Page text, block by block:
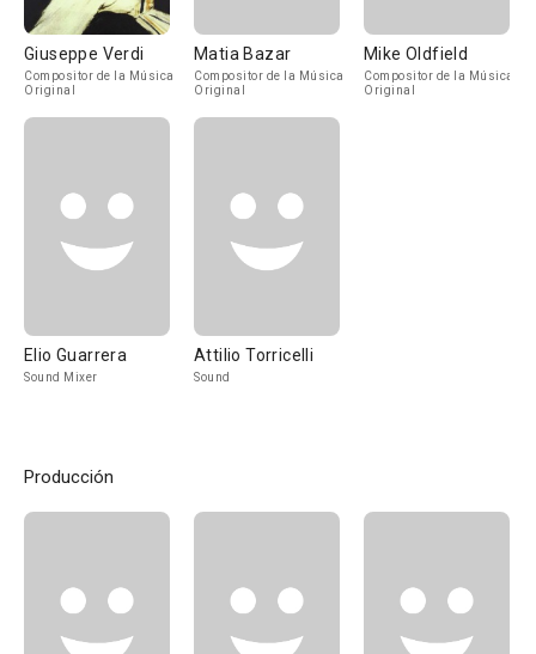
Giuseppe Verdi
Compositor de la Música
Original
Matia Bazar
Compositor de la Música
Original
Mike Oldfield
Compositor de la Música
Original
Elio Guarrera
Sound Mixer
Attilio Torricelli
Sound
Producción